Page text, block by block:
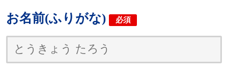
お名前(ふりがな) 必須